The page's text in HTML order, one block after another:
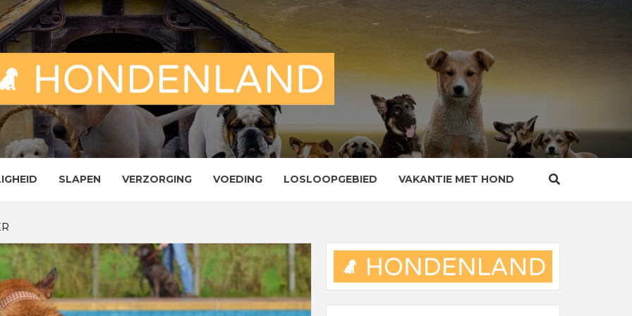
SLAPEN VERZORGING VOEDING LOSLOOPGEBIED VAKANTIE MET HOND